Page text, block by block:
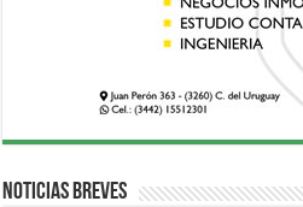
Noticias breves